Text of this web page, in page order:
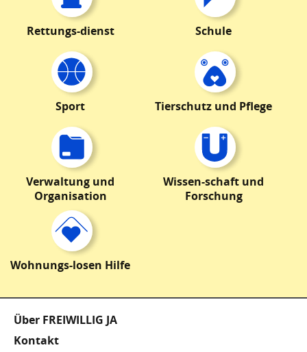
Rettungs-dienst Schule
Sport Tierschutz und Pflege
Verwaltung und
Organisation
Wissen-schaft und
Forschung
Wohnungs-losen Hilfe
Fußzeile
Über FREIWILLIG JA
Kontakt